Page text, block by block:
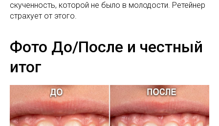
скученность, которой не было в молодости. Ретейнер
страхует от этого.
Фото До/После и честный
итог